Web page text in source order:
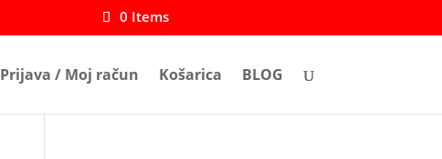
0 Items
Prijava / Moj račun Košarica BLOG